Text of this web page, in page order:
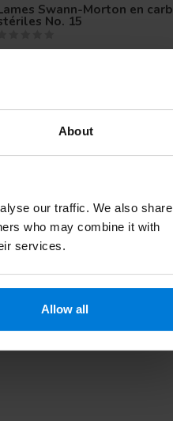
About
our traffic. We also share
who may combine it with
services.
Allow all
Swann-Morton en
No. 15
Lames Swann-Morton en
Lames Swann Morton non
Swann Morton Niet Steriel
Carbon nr 11